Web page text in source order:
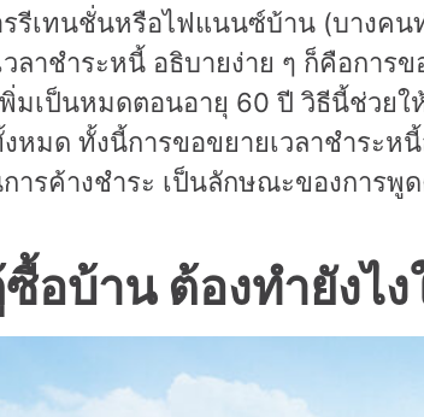
รรีเทนชั่นหรือไฟแนนซ์บ้าน (บางค
วลาชำระหนี้ อธิบายง่าย ๆ ก็คือกา
มเป็นหมดตอนอายุ 60 ปี วิธีนี้ช่วย
หมด ทั้งนี้การขอขยายเวลาชำระ
ารค้างชำระ เป็นลักษณะของการ
อบ้าน ต้องทำยังไ